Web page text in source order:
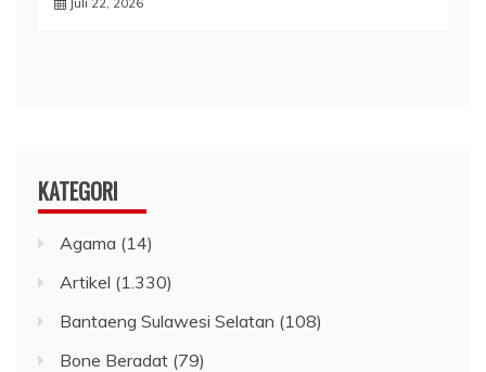
KATEGORI
Agama (14)
Artikel (1.330)
Bantaeng Sulawesi Selatan (108)
Bone Beradat (79)